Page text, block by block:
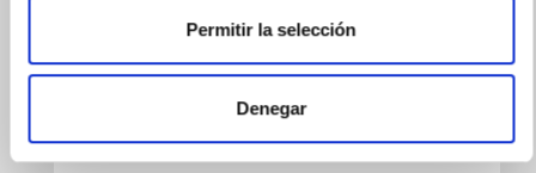
Permitir la selección
Denegar